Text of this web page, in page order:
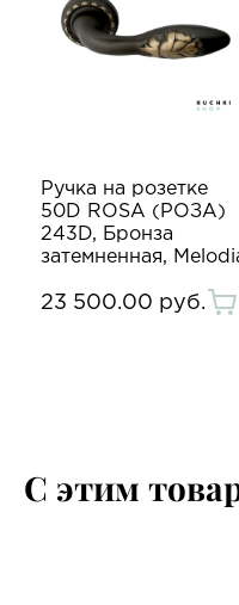
Ручка на розетке
50D ROSA (РОЗА)
243D, Бронза
затемненная,
23 500.00 руб.
С этим